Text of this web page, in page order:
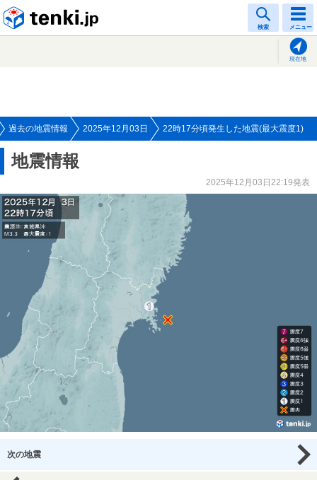
検索 メニュー
現在地
過去の地震情報 2025年12月03日 22時17分頃発生した地震(最大震度1)
地震情報
2025年12月03日22:19発表
次の地震